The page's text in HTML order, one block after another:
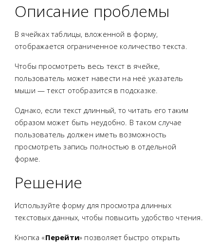
Описание проблемы
В ячейках таблицы, вложенной в форму,
отображается ограниченное количество текста.
Чтобы просмотреть весь текст в ячейке,
пользователь может навести на неё указатель
мыши — текст отобразится в подсказке.
Однако, если текст длинный, то читать его таким
образом может быть неудобно. В таком случае
пользователь должен иметь возможность
просмотреть запись полностью в отдельной
форме.
Решение
Используйте форму для просмотра длинных
текстовых данных, чтобы повысить удобство чтения.
Кнопка «Перейти» позволяет быстро открыть